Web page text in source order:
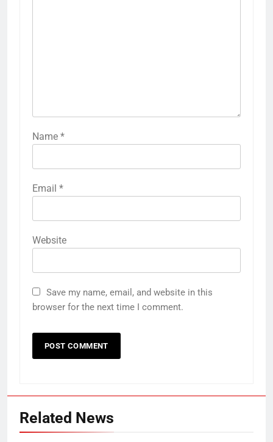
Name *
Email *
Website
Save my name, email, and website in this
browser for the next time I comment.
Related News
5
रूट 4 साल बाद इंग्लैंड की कप्तानी